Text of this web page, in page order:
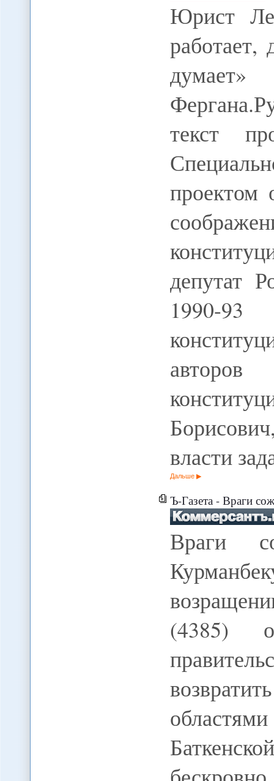
Юрист
работает,
текст
проектом
депутат
1990-
власти
Дальше
Ъ-Газета - Враги
Враги
(4385)